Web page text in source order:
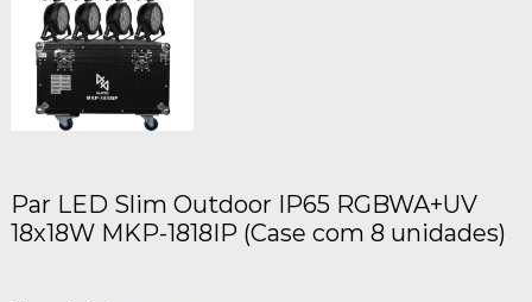
Par LED Slim Outdoor IP65 RGBWA+UV
18x18W MKP-1818IP (Case com 8 unidades)